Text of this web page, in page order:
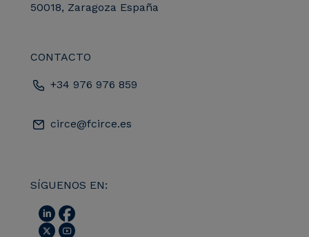
50018, Zaragoza España
CONTACTO
+34 976 976 859
circe@fcirce.es
SÍGUENOS EN: